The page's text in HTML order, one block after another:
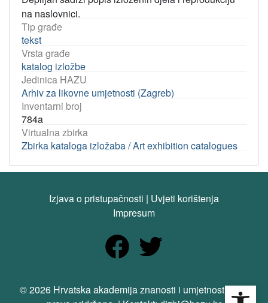
na naslovnici.
Tip građe
tekst
Vrsta građe
katalog izložbe
Jedinica HAZU
Arhiv za likovne umjetnosti (Zagreb)
Inventarni broj
784a
Virtualna zbirka
Zbirka kataloga izložaba / Art exhibition catalogues
Izjava o pristupačnosti | Uvjeti korištenja
Impresum
© 2026 Hrvatska akademija znanosti i umjetnosti. Sva